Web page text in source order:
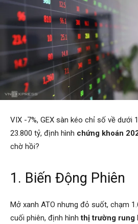
VIX -7%, GEX sàn kéo chỉ số về dưới
23.800 tỷ, định hình chứng khoán
chờ hồi?
1. Biến Động Phiên
Mở xanh ATO nhưng đỏ suốt, chạm
cuối phiên, định hìnhthị trường rung